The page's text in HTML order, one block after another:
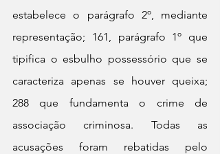
estabelece o parágrafo 2º, mediante
representação; 161, parágrafo 1º que
tipifica o esbulho possessório que se
caracteriza apenas se houver queixa;
288 que fundamenta o crime de
associação criminosa. Todas as
acusações foram rebatidas pelo